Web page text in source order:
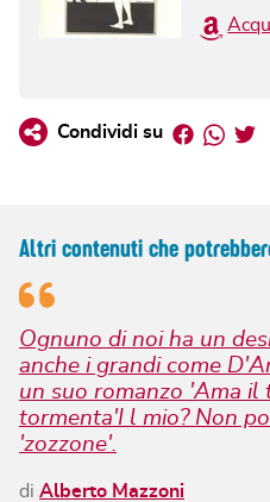
Condividi su Facebook
Altri contenuti che
Ognuno di noi ha un
anche i grandi come
un suo romanzo 'Ama il
tormenta'I l mio? Non
'zozzone'.
di Alberto Mazzoni